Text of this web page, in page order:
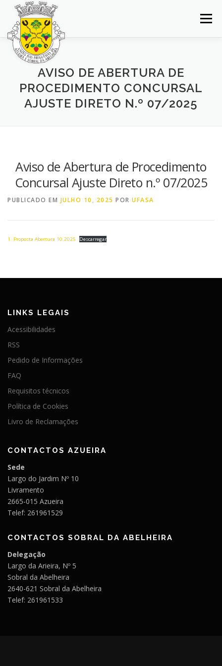
Saltar
conteúdo
Menu
INÍCIO JUNTA DE FREGUESIA
BALCÃO VIRTUAL NOTÍCIAS MAPA
AVISO DE ABERTURA DE
PROCEDIMENTO CONCURSAL
AJUSTE DIRETO N.º 07/2025
Aviso de Abertura de Procedimento
Concursal Ajuste Direto n.º 07/2025
PUBLICADO EM JULHO 10, 2025 POR UFASA
1. Proposta Abertura 10.2025 Descarregar
LINKS LEGAIS
Acessibilidades
RSS
Pedido de Informações
FAQ
Requisitos técnicos
Política de Cookies
Livro de Reclamações
CONTACTOS AZUEIRA
Sede
Largo do Jardim Nº 10
Livramento
2665-015 Azueira
Telef: 261961529
CONTACTOS SOBRAL DA ABELHEIRA
Delegação
Largo da Arieira, Nº 5
Sobral da Abelheira
2640-621 Sobral da Abelheira
Telef: 261961533